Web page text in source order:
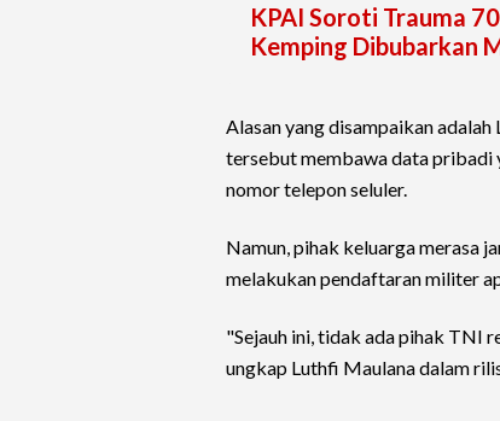
KPAI Soroti Trauma
Kemping Dibubarkan
Alasan yang disampaikan
tersebut membawa data pribadi
nomor telepon seluler.
Namun, pihak keluarga merasa
melakukan pendaftaran militer
"Sejauh ini, tidak ada pihak TNI
ungkap Luthfi Maulana dalam